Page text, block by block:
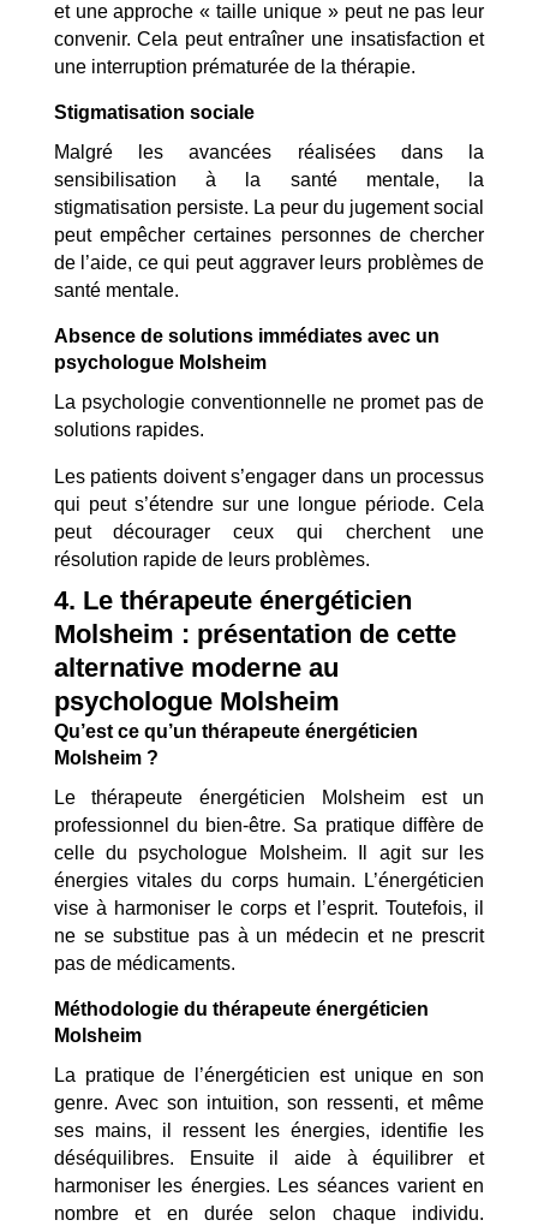
et une approche « taille unique » peut ne pas leur
convenir. Cela peut entraîner une insatisfaction et
une interruption prématurée de la thérapie.
Stigmatisation sociale
Malgré les avancées réalisées dans la
sensibilisation à la santé mentale, la
stigmatisation persiste. La peur du jugement social
peut empêcher certaines personnes de chercher
de l’aide, ce qui peut aggraver leurs problèmes de
santé mentale.
Absence de solutions immédiates avec un
psychologue Molsheim
La psychologie conventionnelle ne promet pas de
solutions rapides.
Les patients doivent s’engager dans un processus
qui peut s’étendre sur une longue période. Cela
peut décourager ceux qui cherchent une
résolution rapide de leurs problèmes.
4. Le thérapeute énergéticien
Molsheim : présentation de cette
alternative moderne au
psychologue Molsheim
Qu’est ce qu’un thérapeute énergéticien
Molsheim ?
Le thérapeute énergéticien Molsheim est un
professionnel du bien-être. Sa pratique diffère de
celle du psychologue Molsheim. Il agit sur les
énergies vitales du corps humain. L’énergéticien
vise à harmoniser le corps et l’esprit. Toutefois, il
ne se substitue pas à un médecin et ne prescrit
pas de médicaments.
Méthodologie du thérapeute énergéticien
Molsheim
La pratique de l’énergéticien est unique en son
genre. Avec son intuition, son ressenti, et même
ses mains, il ressent les énergies, identifie les
déséquilibres. Ensuite il aide à équilibrer et
harmoniser les énergies. Les séances varient en
nombre et en durée selon chaque individu.